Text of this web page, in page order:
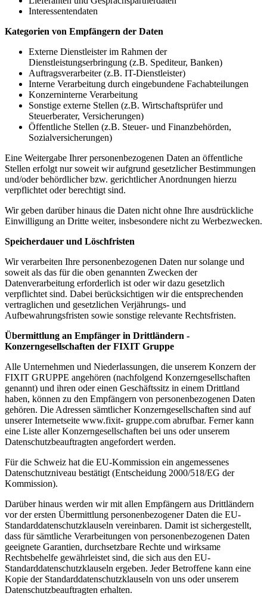
Interessentendaten
Kategorien von Empfängern der Daten
Externe Dienstleister im Rahmen der
Dienstleistungserbringung (z.B. Spediteur, Banken)
Auftragsverarbeiter (z.B. IT-Dienstleister)
Interne Verarbeitung durch eingebundene Fachabteilungen
Konzerninterne Verarbeitung
Sonstige externe Stellen (z.B. Wirtschaftsprüfer und
Steuerberater, Versicherungen)
Öffentliche Stellen (z.B. Steuer- und Finanzbehörden,
Sozialversicherungen)
Eine Weitergabe Ihrer personenbezogenen Daten an öffentliche
Stellen erfolgt nur soweit wir aufgrund gesetzlicher Bestimmungen
und/oder behördlicher bzw. gerichtlicher Anordnungen hierzu
verpflichtet oder berechtigt sind.
Wir geben darüber hinaus die Daten nicht ohne Ihre ausdrückliche
Einwilligung an Dritte weiter, insbesondere nicht zu Werbezwecken.
Speicherdauer und Löschfristen
Wir verarbeiten Ihre personenbezogenen Daten nur solange und
soweit als das für die oben genannten Zwecken der
Datenverarbeitung erforderlich ist oder wir dazu gesetzlich
verpflichtet sind. Dabei berücksichtigen wir die entsprechenden
vertraglichen und gesetzlichen Verjährungs- und
Aufbewahrungsfristen sowie sonstige relevante Rechtsfristen.
Übermittlung an Empfänger in Drittländern -
Konzerngesellschaften der FIXIT Gruppe
Alle Unternehmen und Niederlassungen, die unserem Konzern der
FIXIT GRUPPE angehören (nachfolgend Konzerngesellschaften
genannt) und ihren oder einen Geschäftssitz in einem Drittland
haben, können zu den Empfängern von personenbezogenen Daten
gehören. Die Adressen sämtlicher Konzerngesellschaften sind auf
unserer Internetseite www.fixit- gruppe.com abrufbar. Ferner kann
eine Liste aller Konzerngesellschaften bei uns oder unserem
Datenschutzbeauftragten angefordert werden.
Für die Schweiz hat die EU-Kommission ein angemessenes
Datenschutzniveau bestätigt (Entscheidung 2000/518/EG der
Kommission).
Darüber hinaus werden wir mit allen Empfängern aus Drittländern
vor der ersten Übermittlung personenbezogener Daten die EU-
Standarddatenschutzklauseln vereinbaren. Damit ist sichergestellt,
dass für sämtliche Verarbeitungen von personenbezogenen Daten
geeignete Garantien, durchsetzbare Rechte und wirksame
Rechtsbehelfe gewährleistet sind, die sich aus den EU-
Standarddatenschutzklauseln ergeben. Jeder Betroffene kann eine
Kopie der Standarddatenschutzklauseln von uns oder unserem
Datenschutzbeauftragten erhalten.